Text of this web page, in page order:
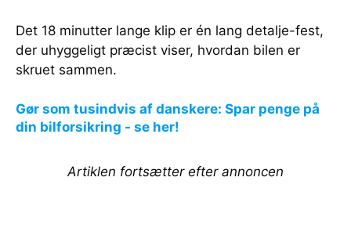
Det 18 minutter lange klip er én lang detalje-fest,
der uhyggeligt præcist viser, hvordan bilen er
skruet sammen.
Gør som tusindvis af danskere: Spar penge på
din bilforsikring - se her!
Artiklen fortsætter efter annoncen